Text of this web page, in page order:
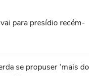
para presídio recém-
se propuser 'mais do